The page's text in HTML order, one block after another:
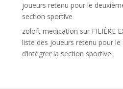
joueurs retenu pour le
section sportive
zoloft medication sur FILIÈRE
liste des joueurs retenu pour
d’intégrer la section sportive